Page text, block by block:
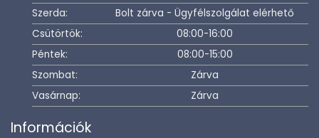
Szerda:
Bolt zárva - Ügyfélszolgálat elérhető
Csütörtök:
08:00-16:00
Péntek:
08:00-15:00
Szombat:
Zárva
Vasárnap:
Zárva
Információk